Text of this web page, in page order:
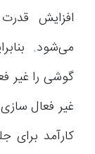
افزایش
می‌شود.
گوشی را غیر
غیر فعال
کارآمد برای